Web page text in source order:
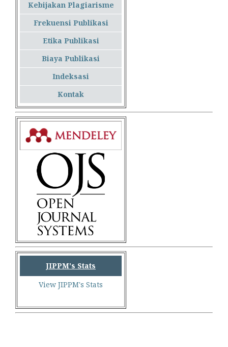
Kebijakan Plagiarisme
Frekuensi Publikasi
Etika Publikasi
Biaya Publikasi
Indeksasi
Kontak
JIPPM's Stats
View JIPPM's Stats